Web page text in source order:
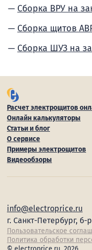
Сборка ВРУ на
Сборка щитов
Сборка ШУЗ на
Расчет электрощитов
Онлайн калькуляторы
Статьи и блог
О сервисе
Примеры электрощитов
Видеообзоры
info@electroprice.ru
г. Санкт-Петербург, б-
Пользовательское
Политика обработки